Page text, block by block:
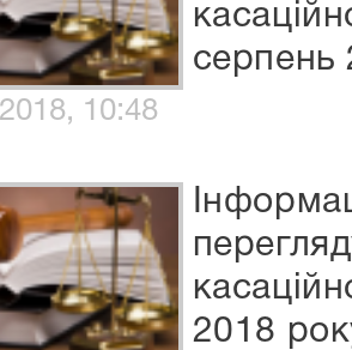
серпень
10:48
2018